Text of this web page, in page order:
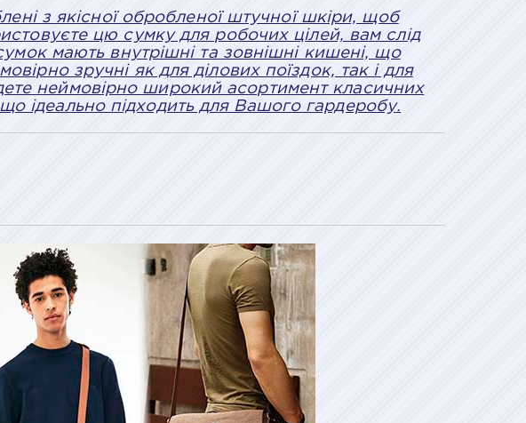
з якісної обробленої штучної шкіри, щоб
цю сумку для робочих цілей, вам слід
мають внутрішні та зовнішні кишені, що
зручні як для ділових поїздок, так і для
неймовірно широкий асортимент класичних
ідеально підходить для Вашого гардеробу.